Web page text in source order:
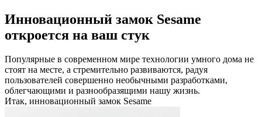
Инновационный замок Sesame
откроется на ваш стук
Популярные в современном мире технологии умного дома не
стоят на месте, а стремительно развиваются, радуя
пользователей совершенно необычными разработками,
облегчающими и разнообразящими нашу жизнь.
Итак, инновационный замок Sesame